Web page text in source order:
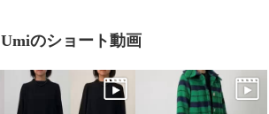
Umiのショート動画